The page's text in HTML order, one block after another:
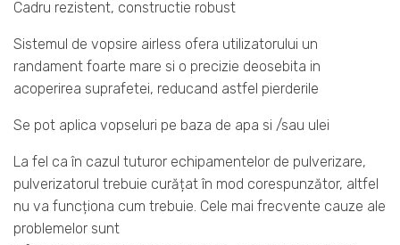
Cadru rezistent, constructie robust
Sistemul de vopsire airless ofera utilizatorului un
randament foarte mare si o precizie deosebita in
acoperirea suprafetei, reducand astfel pierderile
Se pot aplica vopseluri pe baza de apa si /sau ulei
La fel ca în cazul tuturor echipamentelor de pulverizare,
pulverizatorul trebuie curățat în mod corespunzător, altfel
nu va funcționa cum trebuie. Cele mai frecvente cauze ale
problemelor sunt